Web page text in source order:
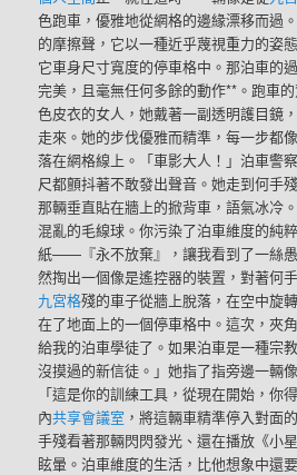
色跑車，優雅地從網格的邊緣漂移而過
的摩擦聲，它以一種近乎蔑視重力的姿
它車身尺寸寬度的停車格中。那泊車的
完美，且毫無任何多餘的動作**。跑車
色皮衣的女人，她戴著一副透明護目鏡
走來。她的步伐優雅而精準，每一步都
落在網格線上。「車影大人！」泊車警
尺都顫抖著不敢發出聲音。她走到何手
那輛垂直貼在牆上的掀背車，語氣冰冷
混亂的毛線球。你污染了泊車維度的純
紙——『永不放棄』，讓我看到了一絲
然掏出一個像是遙控器的裝置，對著何
九宮格殘的車子從牆上脫落，在空中旋
在了地面上的一個停車格中。這次，
給我的泊車學徒了。如果泊車是一種宗
沒摸過的新信徒。」她指了指旁邊一輛
「這是你的訓練工具，從現在開始，你
內共享會議室 ，將這輛車精準停入對面
手殘看著那輛閃閃發光、還在播放《小
眩暈。泊車維度的生活，比他想象中還